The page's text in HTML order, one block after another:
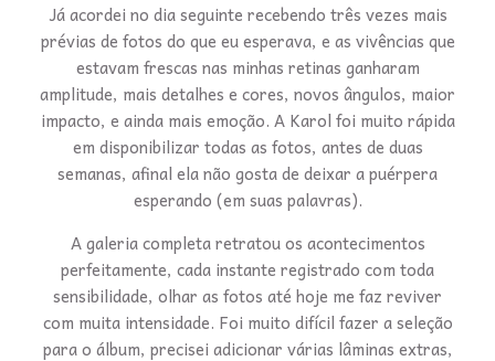
Já acordei no dia seguinte recebendo três vezes mais
prévias de fotos do que eu esperava, e as vivências que
estavam frescas nas minhas retinas ganharam
amplitude, mais detalhes e cores, novos ângulos, maior
impacto, e ainda mais emoção. A Karol foi muito rápida
em disponibilizar todas as fotos, antes de duas
semanas, afinal ela não gosta de deixar a puérpera
esperando (em suas palavras).
A galeria completa retratou os acontecimentos
perfeitamente, cada instante registrado com toda
sensibilidade, olhar as fotos até hoje me faz reviver
com muita intensidade. Foi muito difícil fazer a seleção
para o álbum, precisei adicionar várias lâminas extras,